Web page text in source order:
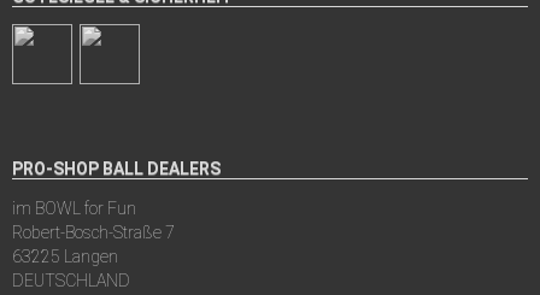
PRO-SHOP BALL DEALERS
im BOWL for Fun
Robert-Bosch-Straße 7
63225 Langen
DEUTSCHLAND